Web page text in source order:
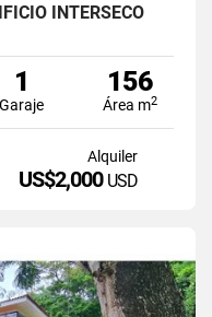
INTERSECO
1
Garaje
156
Área m2
Alquiler
US$2,000 USD